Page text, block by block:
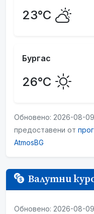
23°C
Бургас
26°C
Обновено: 2026-08-09
предоставени от
AtmosBG
Валутни
Обновено: 2026-08-